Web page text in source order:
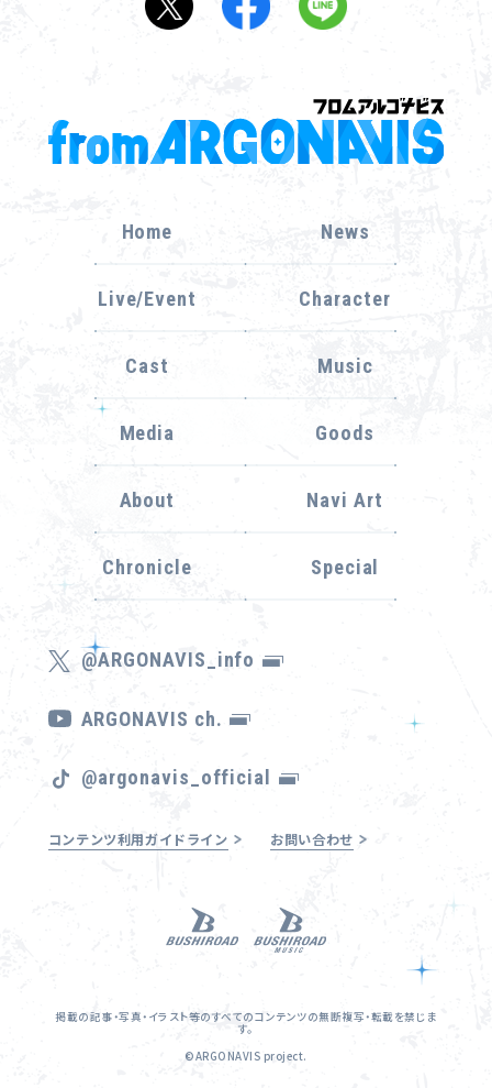
Home News
Live/Event Character
Cast Music
Media Goods
About Navi Art
Chronicle Special
@ARGONAVIS_info
ARGONAVIS ch.
@argonavis_official
コンテンツ利用ガイドライン お問い合わせ
掲載の記事・写真・イラスト等のすべてのコンテンツの無断複写・転載を禁じま
す。
©ARGONAVIS project.